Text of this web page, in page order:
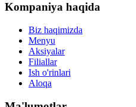
Kompaniya haqida
Biz haqimizda
Menyu
Aksiyalar
Filiallar
Ish o'rinlari
Aloqa